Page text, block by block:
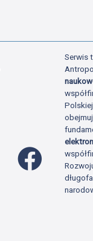
Profil
Serwis